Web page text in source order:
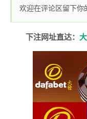
欢迎在评论区留下你
下注网址直达：